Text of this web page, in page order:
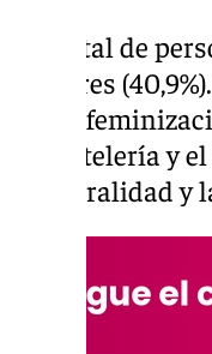
Del total de
hombres
fuerte
la hostelería y
temporalidad y